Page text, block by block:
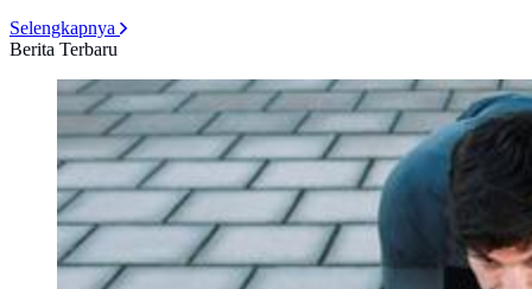
Selengkapnya
Berita Terbaru